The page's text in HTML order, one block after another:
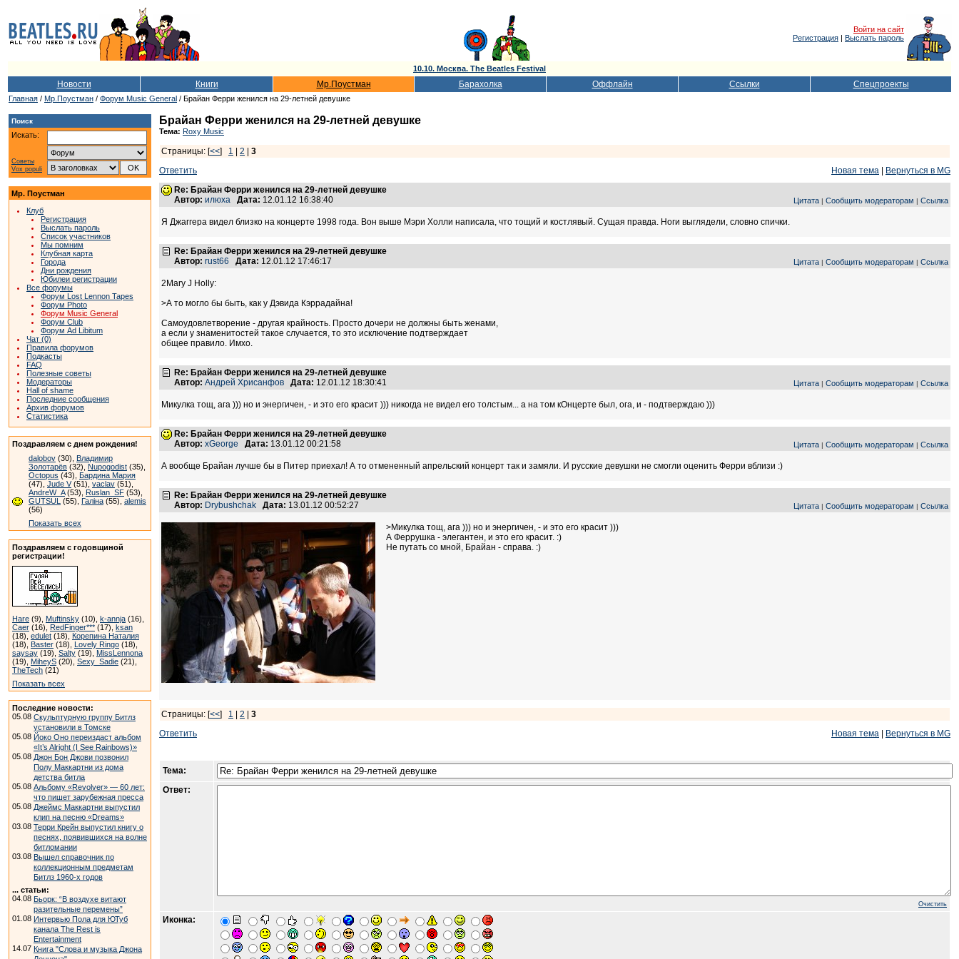
Войти на сайт
Регистрация | Выслать пароль
10.10. Москва. The Beatles Festival
Новости Книги Мр.Поустман Барахолка Оффлайн Ссылки Спецпроекты
Главная / Мр.Поустман / Форум Music General / Брайан Ферри женился на 29-летней девушке
Поиск
Искать:
Советы
Vox populi
Мр. Поустман
Клуб
Регистрация
Выслать пароль
Список участников
Мы помним
Клубная карта
Города
Дни рождения
Юбилеи регистрации
Все форумы
Форум Lost Lennon Tapes
Форум Photo
Форум Music General
Форум Club
Форум Ad Libitum
Чат (0)
Правила форумов
Подкасты
FAQ
Полезные советы
Модераторы
Hall of shame
Последние сообщения
Архив форумов
Статистика
Поздравляем с днем рождения!
dalobov (30), Владимир
Золотарёв (32), Nupogodist (35),
Octopus (43), Бардина Мария
(47), Jude V(51), vaclav (51),
AndreW_A(53), Ruslan_SF (53),
GUTSUL (55), Галіна (55), alemis
(56)
Показать всех
Поздравляем с годовщиной
регистрации!
Hare (9), Muftinsky (10), k-annja (16),
Caer (16), RedFinger*** (17), ksan
(18), edulet (18), Корепина Наталия
(18), Baster (18), Lovely Ringo (18),
saysay (19), Salty (19), MissLennona
(19), MiheyS (20), Sexy_Sadie (21),
TheTech (21)
Показать всех
Последние новости:
05.08 Скульптурную группу Битлз
установили в Томске
05.08 Йоко Оно переиздаст альбом
«It’s Alright (I See Rainbows)»
05.08 Джон Бон Джови позвонил
Полу Маккартни из дома
детства битла
05.08 Альбому «Revolver» — 60 лет:
что пишет зарубежная пресса
05.08 Джеймс Маккартни выпустил
клип на песню «Dreams»
03.08 Терри Крейн выпустил книгу о
песнях, появившихся на волне
битломании
03.08 Вышел справочник по
коллекционным предметам
Битлз 1960-х годов
... статьи:
04.08 Бьорк: “В воздухе витают
разительные перемены”
01.08 Интервью Пола для ЮТуб
канала The Rest is
Entertainment
14.07 Книга "Слова и музыка Джона
Брайан Ферри женился на 29-летней девушке
Тема: Roxy Music
Страницы: [<<] 1 2
3
Ответить
Новая тема
Вернуться в MG
Re: Брайан Ферри женился на 29-летней девушке
Автор: илюха Дата: 12.01.12 16:38:40 Цитата | Сообщить модераторам | Ссылка
Я Джаггера видел близко на концерте 1998 года. Вон выше Мэри Холли написала, что тощий и костлявый. Сущая правда. Ноги выглядели, словно спички.
Re: Брайан Ферри женился на 29-летней девушке
Автор: rust66 Дата: 12.01.12 17:46:17 Цитата | Сообщить модераторам | Ссылка
2Mary J Holly:
>А то могло бы быть, как у Дэвида Кэррадайна!
Самоудовлетворение - другая крайность. Просто дочери не должны быть женами,
а если у знаменитостей такое случается, то это исключение подтверждает
общее правило. Имхо.
Re: Брайан Ферри женился на 29-летней девушке
Автор: Андрей Хрисанфов Дата: 12.01.12 18:30:41 Цитата | Сообщить модераторам | Ссылка
Микулка тощ, ага ))) но и энергичен, - и это его красит ))) никогда не видел его толстым... а на том кОнцерте был, ога, и - подтверждаю )))
Re: Брайан Ферри женился на 29-летней девушке
Автор: xGeorge Дата: 13.01.12 00:21:58 Цитата | Сообщить модераторам | Ссылка
А вообще Брайан лучше бы в Питер приехал! А то отмененный апрельский концерт так и замяли. И русские девушки не смогли оценить Ферри вблизи :)
Re: Брайан Ферри женился на 29-летней девушке
Автор: Drybushchak Дата: 13.01.12 00:52:27 Цитата | Сообщить модераторам | Ссылка
>Микулка тощ, ага ))) но и энергичен, - и это его красит )))
А Феррушка - элегантен, и это его красит. :)
Не путать со мной, Брайан - справа. :)
Страницы: [<<] 1 2
3
Ответить
Новая тема Вернуться в MG
Тема:
Ответ:
Очистить
Иконка: